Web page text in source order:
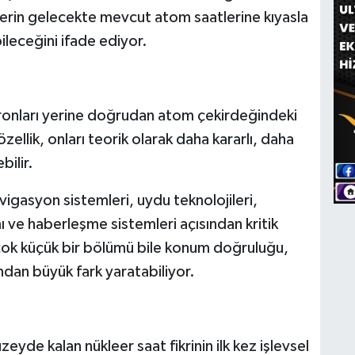
gelecekte mevcut atom saatlerine kıyasla
ifade ediyor.
yerine doğrudan atom çekirdeğindeki
onları teorik olarak daha kararlı, daha
sistemleri, uydu teknolojileri,
ve haberleşme sistemleri açısından kritik
küçük bir bölümü bile konum doğruluğu,
büyük fark yaratabiliyor.
kalan nükleer saat fikrinin ilk kez işlevsel